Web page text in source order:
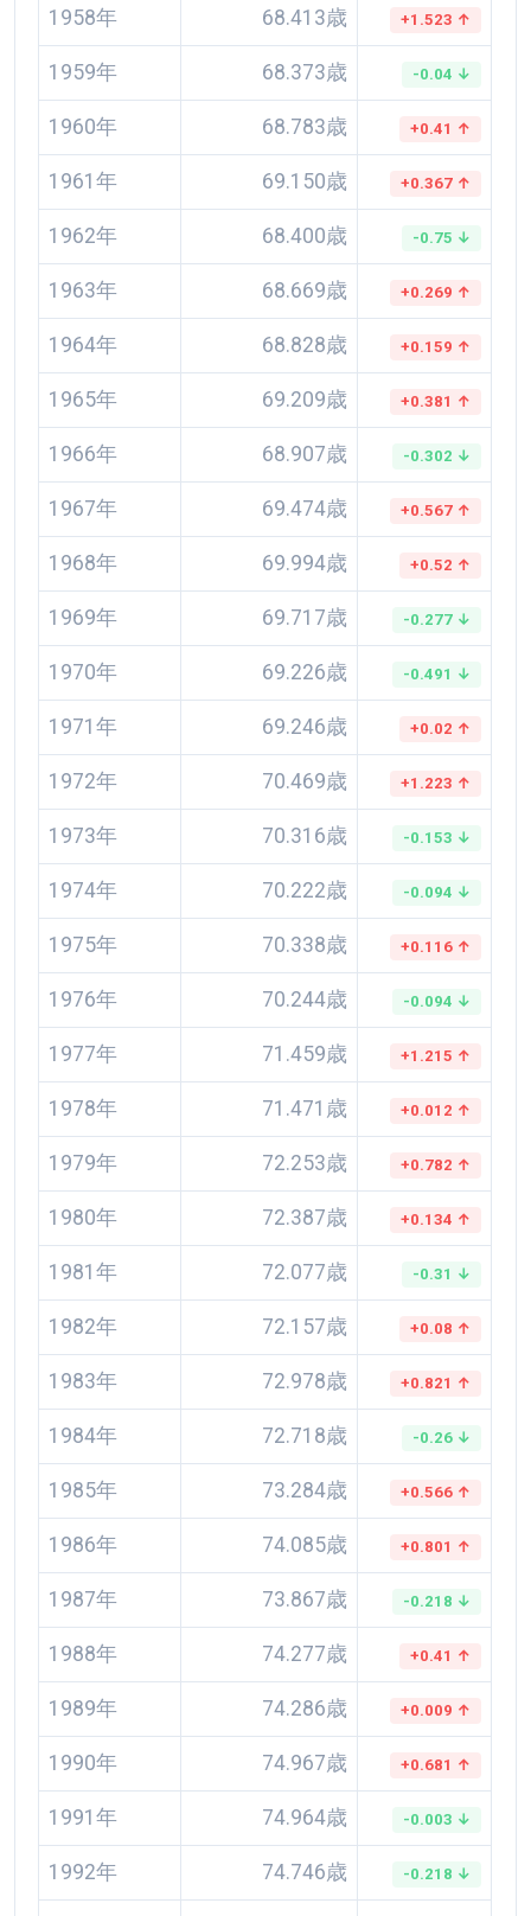
1958年 68.413歳 +1.523 ↑
1959年 68.373歳 -0.04 ↓
1960年 68.783歳 +0.41 ↑
1961年 69.150歳 +0.367 ↑
1962年 68.400歳 -0.75 ↓
1963年 68.669歳 +0.269 ↑
1964年 68.828歳 +0.159 ↑
1965年 69.209歳 +0.381 ↑
1966年 68.907歳 -0.302 ↓
1967年 69.474歳 +0.567 ↑
1968年 69.994歳 +0.52 ↑
1969年 69.717歳 -0.277 ↓
1970年 69.226歳 -0.491 ↓
1971年 69.246歳 +0.02 ↑
1972年 70.469歳 +1.223 ↑
1973年 70.316歳 -0.153 ↓
1974年 70.222歳 -0.094 ↓
1975年 70.338歳 +0.116 ↑
1976年 70.244歳 -0.094 ↓
1977年 71.459歳 +1.215 ↑
1978年 71.471歳 +0.012 ↑
1979年 72.253歳 +0.782 ↑
1980年 72.387歳 +0.134 ↑
1981年 72.077歳 -0.31 ↓
1982年 72.157歳 +0.08 ↑
1983年 72.978歳 +0.821 ↑
1984年 72.718歳 -0.26 ↓
1985年 73.284歳 +0.566 ↑
1986年 74.085歳 +0.801 ↑
1987年 73.867歳 -0.218 ↓
1988年 74.277歳 +0.41 ↑
1989年 74.286歳 +0.009 ↑
1990年 74.967歳 +0.681 ↑
1991年 74.964歳 -0.003 ↓
1992年 74.746歳 -0.218 ↓